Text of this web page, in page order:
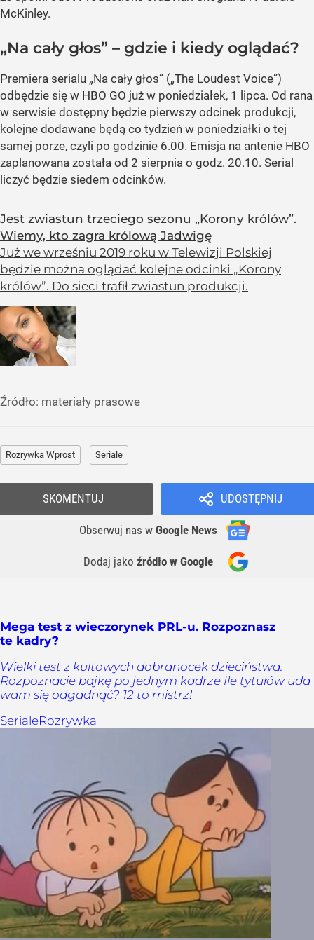
McKinley.
„Na cały głos” – gdzie i kiedy oglądać?
Premiera serialu „Na cały głos” („The Loudest Voice”)
odbędzie się w HBO GO już w poniedziałek, 1 lipca. Od rana
w serwisie dostępny będzie pierwszy odcinek produkcji,
kolejne dodawane będą co tydzień w poniedziałki o tej
samej porze, czyli po godzinie 6.00. Emisja na antenie HBO
zaplanowana została od 2 sierpnia o godz. 20.10. Serial
liczyć będzie siedem odcinków.
Jest zwiastun trzeciego sezonu „Korony królów”.
Wiemy, kto zagra królową Jadwigę
Już we wrześniu 2019 roku w Telewizji Polskiej
będzie można oglądać kolejne odcinki „Korony
królów”. Do sieci trafił zwiastun produkcji.
Źródło: materiały prasowe
Rozrywka Wprost Seriale
UDOSTĘPNIJ
Obserwuj nas w Google News
Dodaj jako źródło w Google
SKOMENTUJ
Mega test z wieczorynek PRL-u. Rozpoznasz
te kadry?
Wielki test z kultowych dobranocek dzieciństwa.
Rozpoznacie bajkę po jednym kadrze Ile tytułów uda
wam się odgadnąć? 12 to mistrz!
SerialeRozrywka